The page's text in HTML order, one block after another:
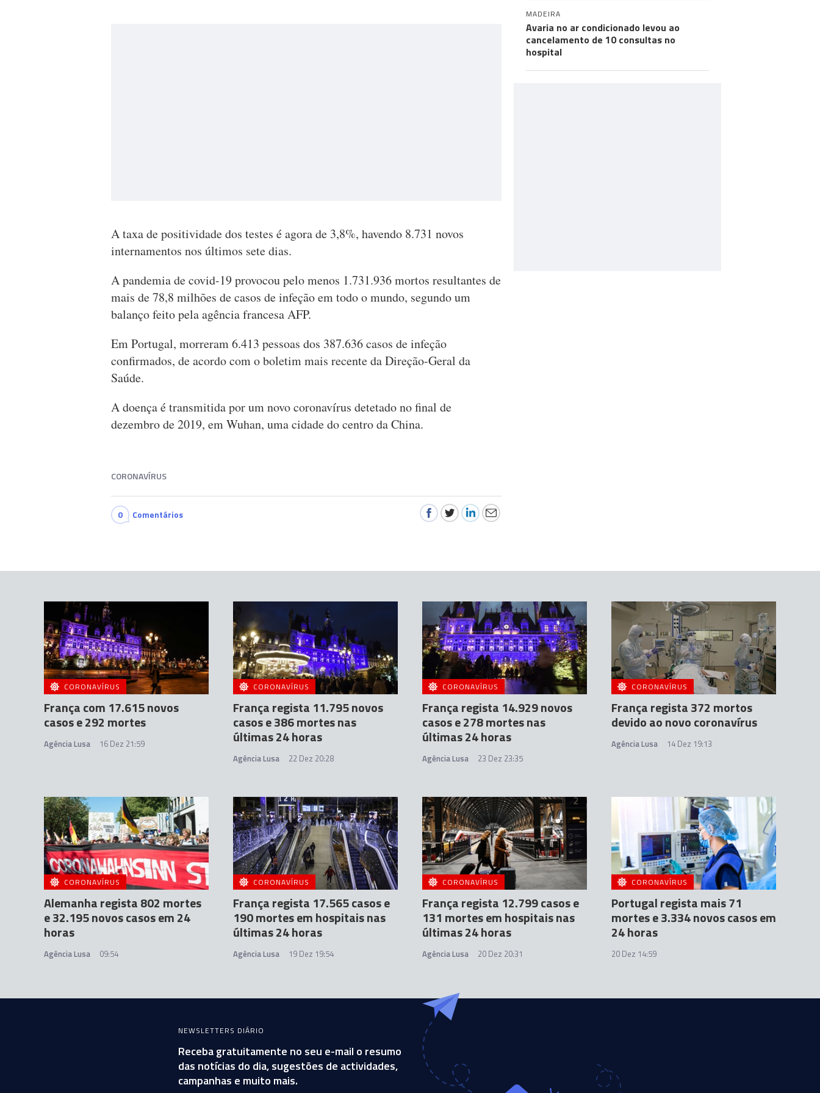
A taxa de positividade dos testes é agora de 3,8%, havendo 8.731 novos
internamentos nos últimos sete dias.
A pandemia de covid-19 provocou pelo menos 1.731.936 mortos resultantes de
mais de 78,8 milhões de casos de infeção em todo o mundo, segundo um
balanço feito pela agência francesa AFP.
Em Portugal, morreram 6.413 pessoas dos 387.636 casos de infeção
confirmados, de acordo com o boletim mais recente da Direção-Geral da
Saúde.
A doença é transmitida por um novo coronavírus detetado no final de
dezembro de 2019, em Wuhan, uma cidade do centro da China.
CORONAVÍRUS
0 Comentários
MADEIRA
Avaria no ar condicionado levou ao
cancelamento de 10 consultas no
hospital
CORONAVÍRUS
França com 17.615 novos
casos e 292 mortes
Agência Lusa 16 Dez 21:59
CORONAVÍRUS
França regista 11.795 novos
casos e 386 mortes nas
últimas 24 horas
Agência Lusa 22 Dez 20:28
CORONAVÍRUS
França regista 14.929 novos
casos e 278 mortes nas
últimas 24 horas
Agência Lusa 23 Dez 23:35
CORONAVÍRUS
França regista 372 mortos
devido ao novo coronavírus
Agência Lusa 14 Dez 19:13
CORONAVÍRUS
Alemanha regista 802 mortes
e 32.195 novos casos em 24
horas
Agência Lusa 09:54
CORONAVÍRUS
França regista 17.565 casos e
190 mortes em hospitais nas
últimas 24 horas
Agência Lusa 19 Dez 19:54
CORONAVÍRUS
França regista 12.799 casos e
131 mortes em hospitais nas
últimas 24 horas
Agência Lusa 20 Dez 20:31
CORONAVÍRUS
Portugal regista mais 71
mortes e 3.334 novos casos em
24 horas
20 Dez 14:59
NEWSLETTERS DIÁRIO
Receba gratuitamente no seu e-mail o resumo
das notícias do dia, sugestões de actividades,
campanhas e muito mais.